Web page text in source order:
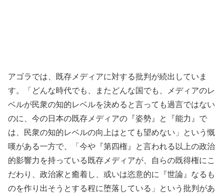
アゴラでは、既存メディアに対する批判が続出していま
す。「どんな時代でも、またどんな国でも、メディアのレ
ベルが民衆の知的レベルを決めると言っても過言ではない
のに、今の日本の既存メディアの『姿勢』と『能力』で
は、民衆の知的レベルの向上はとても望めない」という慨
嘆がある一方で、「今や『第四権』と言われる以上の政治
的影響力を持っている既存メディアが、自らの既得権にこ
だわり、政治家と癒着し、或いは恣意的に『世論』なるも
のを作り出そうとする程に堕落している」という批判があ